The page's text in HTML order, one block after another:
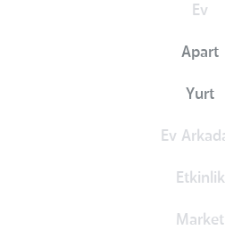
Ev
Apart
Yurt
Ev
Etkinlik
Market